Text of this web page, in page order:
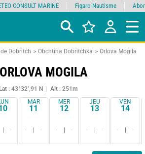
Dobritch Obchtina Dobritchka Orlova Mogila
ORLOVA MOGILA
Lat : 43°32’,91 N
Alt : 251m
-
MAR
11
- -
MER
12
- -
JEU
13
- -
VEN
14
- -
CONSULT MARINE Figaro Nautisme